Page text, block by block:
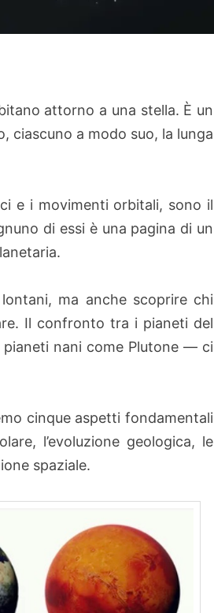
attorno a una stella. È un
ciascuno a modo suo, la lunga
e i movimenti orbitali, sono il
di essi è una pagina di un
ma anche scoprire chi
Il confronto tra i pianeti del
nani come Plutone — ci
cinque aspetti fondamentali
l’evoluzione geologica, le
spaziale.